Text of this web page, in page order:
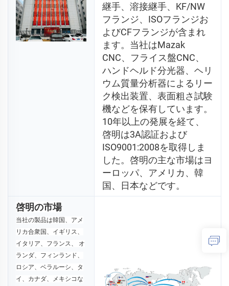
継手、溶接継手、KF/NW
フランジ、ISOフランジお
よびCFフランジが含まれ
ます。当社はMazak
CNC、フライス盤CNC、
ハンドヘルド分光器、ヘリ
ウム質量分析器によるリー
ク検出装置、表面粗さ試験
機などを保有しています。
10年以上の発展を経て、
啓明は3A認証および
ISO9001:2008を取得しま
した。啓明の主な市場はヨ
ーロッパ、アメリカ、韓
国、日本などです。
啓明の市場
当社の製品は韓国、アメ
リカ合衆国、イギリス、
イタリア、フランス、 オ
ランダ、フィンランド、
ロシア、ベラルーシ、タ
イ、カナダ、メキシコな